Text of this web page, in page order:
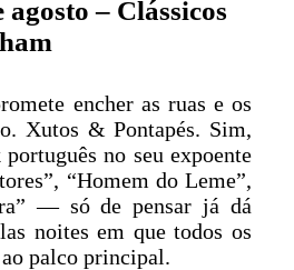
agosto – Clássicos
encher as ruas e os
Xutos & Pontapés. Sim,
no seu expoente
“Homem do Leme”,
— só de pensar já dá
noites em que todos os
palco principal.